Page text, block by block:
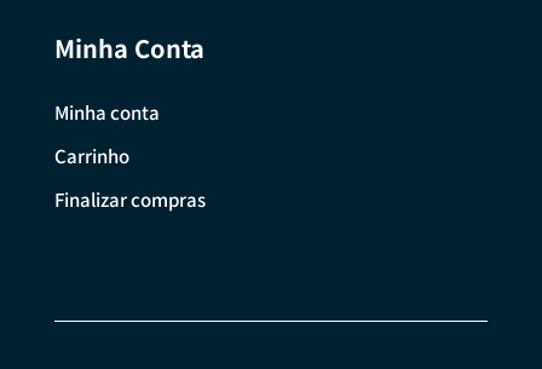
Minha Conta
Minha conta
Carrinho
Finalizar compras